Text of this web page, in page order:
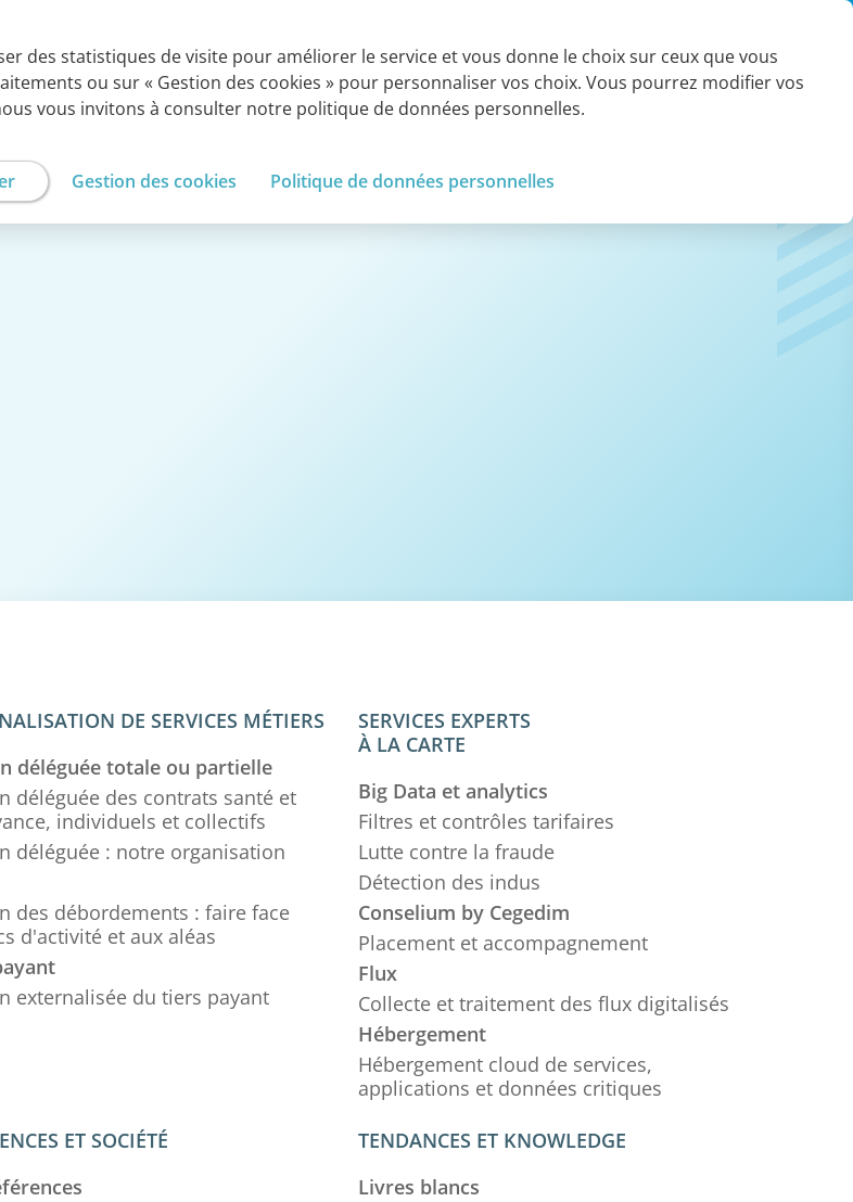
de
Services experts
à la carte
Solutions SaaS
Références et
société
Tendances et
DE SERVICES MÉTIERS
déléguée totale ou partielle
déléguée des contrats santé et
individuels et collectifs
déléguée : notre organisation
des débordements : faire face
d'activité et aux aléas
externalisée du tiers payant
SERVICES EXPERTS
À LA CARTE
Big Data et analytics
Filtres et contrôles tarifaires
Lutte contre la fraude
Détection des indus
Conselium by Cegedim
Placement et accompagnement
Flux
Collecte et traitement des flux digitalisés
Hébergement
Hébergement cloud de services,
applications et données critiques
ET SOCIÉTÉ
TENDANCES ET KNOWLEDGE
Livres blancs
des statistiques de visite pour améliorer le service et vous donne le choix sur ceux que vous
ou sur « Gestion des cookies » pour personnaliser vos choix. Vous pourrez modifier vos
vous invitons à consulter notre politique de données personnelles.
Gestion des cookies Politique de données personnelles